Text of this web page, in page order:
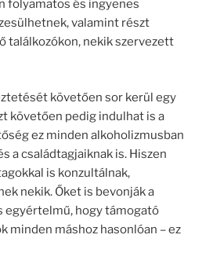
folyamatos és ingyenes
valamint részt
találkozókon, nekik szervezett
követően sor kerül egy
követően pedig indulhat is a
ez minden alkoholizmusban
a családtagjaiknak is. Hiszen
is konzultálnak,
nekik. Őket is bevonják a
egyértelmű, hogy támogató
minden máshoz hasonlóan – ez